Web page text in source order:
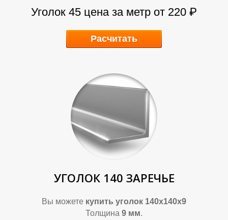
О
Уголок 45 цена за метр от 220 ₽
Расчитать
УГОЛОК 140 ЗАРЕЧЬЕ
Вы можете купить уголок 140х140х9
Толщина 9 мм.
О